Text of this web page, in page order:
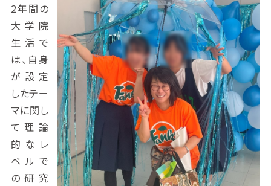
2年間の
大学院
生活で
は、自身
が設定
したテー
マに関し
て理論
的なレ
ベルで
の研究